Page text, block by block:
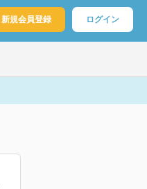
新規会員登録 ログイン